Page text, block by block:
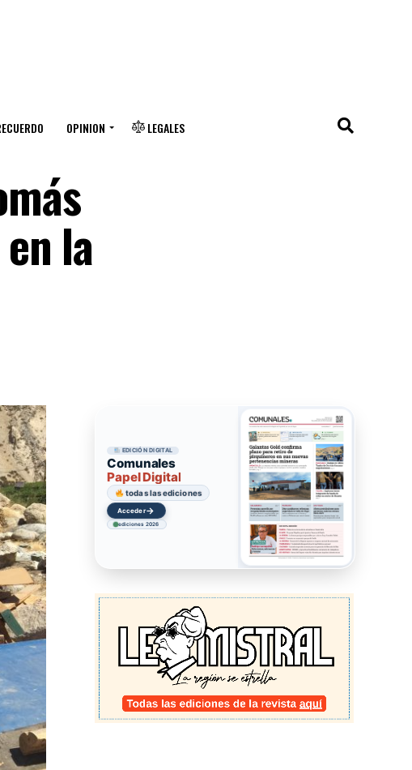
OPINION LEGALES
la
EDICIÓN DIGITAL
Comunales
Papel Digital
todas las ediciones
Acceder→
ediciones 2026